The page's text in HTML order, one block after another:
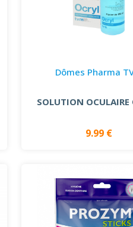
Dômes Pharma
SOLUTION OCULAIRE
9.99 €